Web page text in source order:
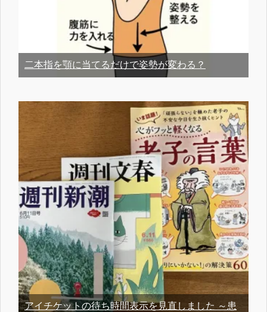
二本指を顎に当てるだけで姿勢が変わる？
アイチケットの待ち時間表示を見直しました ～患